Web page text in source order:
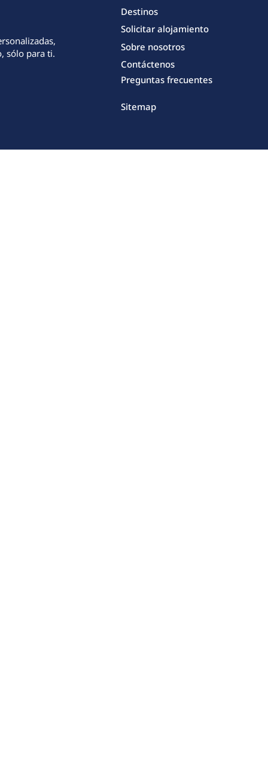
sólo para ti.
Destinos
Solicitar alojamiento
Sobre nosotros
Contáctenos
Preguntas frecuentes
Sitemap